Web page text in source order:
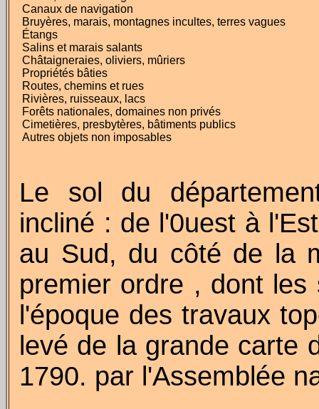
Canaux de navigation
Bruyères, marais, montagnes incultes, terres vagues
Étangs
Salins et marais salants
Châtaigneraies, oliviers, mûriers
Propriétés bâties
Routes, chemins et rues
Rivières, ruisseaux, lacs
Forêts nationales, domaines non privés
Cimetières, presbytères, bâtiments publics
Autres objets non imposables
Le sol du
incliné : de l'0uest à
au Sud, du côté de la
premier ordre , dont les
l'époque des travaux
levé de la grande carte
1790. par l'Assemblée